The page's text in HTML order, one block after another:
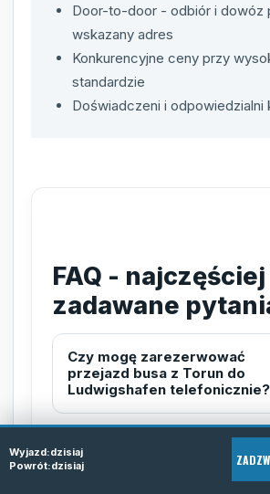
Door-to-door - odbiór i dowóz
wskazany adres
Konkurencyjne ceny przy
standardzie
Doświadczeni i odpowiedzialni
FAQ - najczęściej
zadawane
Czy mogę zarezerwować
przejazd busa z Torun do
Ludwigshafen telefonicznie?
Jakie są warunki przewozu
bagażu?
Wyjazd:dzisiaj
Powrót:dzisiaj